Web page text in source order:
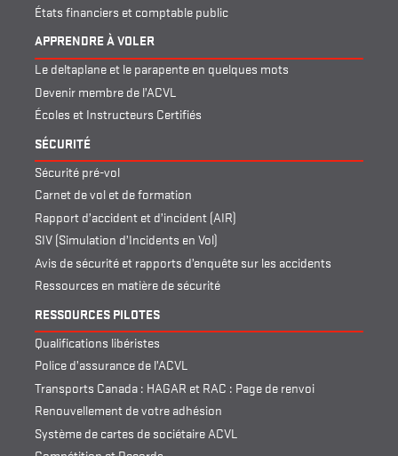
États financiers et comptable public
APPRENDRE À VOLER
Le deltaplane et le parapente en quelques mots
Devenir membre de l’ACVL
Écoles et Instructeurs Certifiés
SÉCURITÉ
Sécurité pré-vol
Carnet de vol et de formation
Rapport d’accident et d’incident (AIR)
SIV (Simulation d’Incidents en Vol)
Avis de sécurité et rapports d’enquête sur les accidents
Ressources en matière de sécurité
RESSOURCES PILOTES
Qualifications libéristes
Police d’assurance de l’ACVL
Transports Canada : HAGAR et RAC : Page de renvoi
Renouvellement de votre adhésion
Système de cartes de sociétaire ACVL